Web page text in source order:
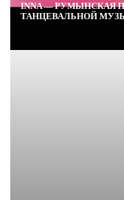
INNA — РУМЫНСКАЯ
ТАНЦЕВАЛЬНОЙ